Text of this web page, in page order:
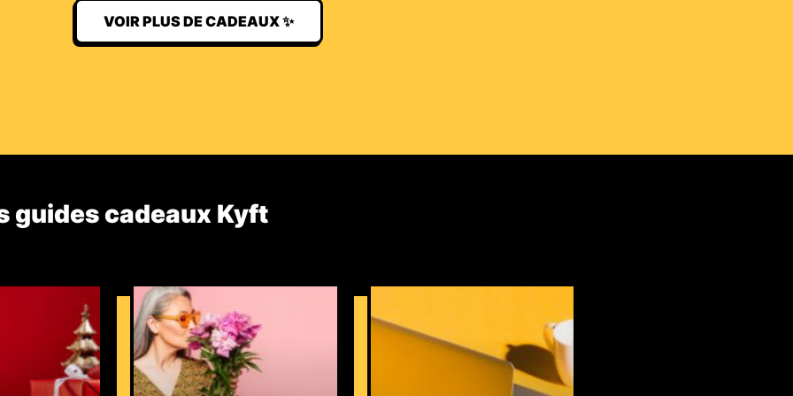
VOIR PLUS DE CADEAUX ✨
guides cadeaux Kyft​